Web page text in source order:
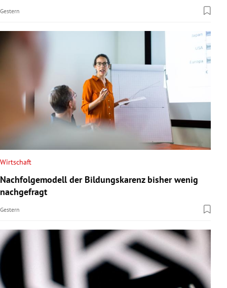
Gestern
Wirtschaft
Nachfolgemodell der Bildungskarenz bisher wenig
nachgefragt
Gestern